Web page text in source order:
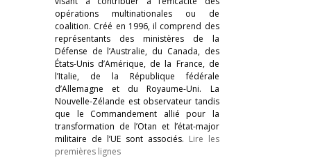
opérations multinationales ou de
coalition. Créé en 1996, il comprend des
représentants des ministères de la
Défense de l’Australie, du Canada, des
États-Unis d’Amérique, de la France, de
l’Italie, de la République fédérale
d’Allemagne et du Royaume-Uni. La
Nouvelle-Zélande est observateur tandis
que le Commandement allié pour la
transformation de l’Otan et l’état-major
militaire de l’UE sont associés. Lire les
premières lignes